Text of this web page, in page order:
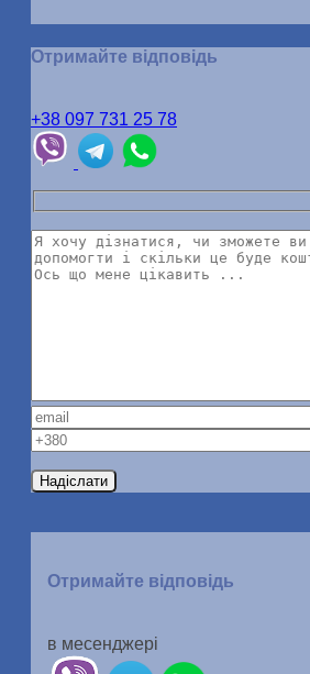
Отримайте відповідь
+38 097 731 25 78
Отримайте відповідь
в месенджері